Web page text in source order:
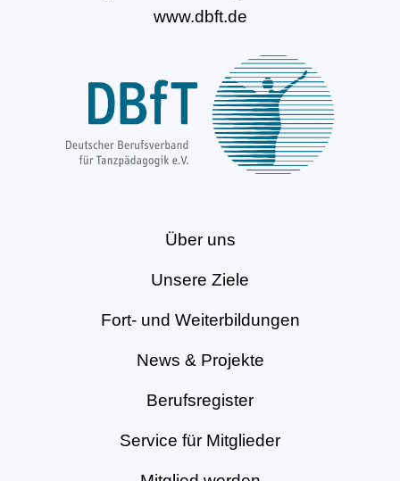
www.dbft.de
Über uns
Unsere Ziele
Fort- und Weiterbildungen
News & Projekte
Berufsregister
Service für Mitglieder